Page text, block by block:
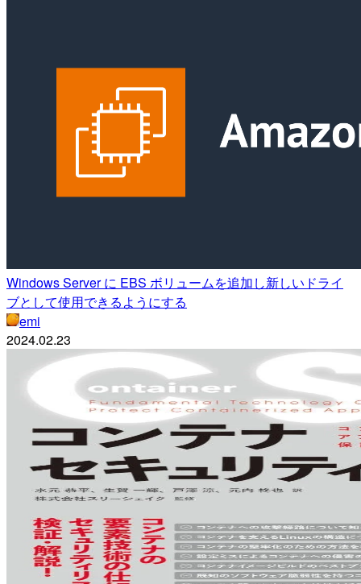
Windows Server に EBS ボリュームを追加し新しいドライ
ブとして使用できるようにする
emi
2024.02.23